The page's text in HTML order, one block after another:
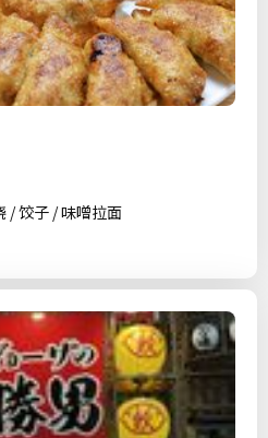
/ 饺子 / 味噌拉面